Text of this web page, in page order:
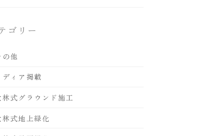
ゴリー
の他
ディア掲載
林式グラウンド施工
林式地上緑化